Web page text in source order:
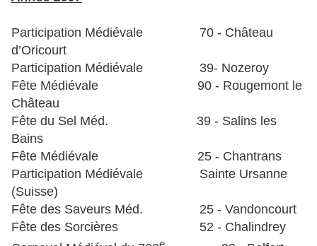
Participation Médiévale 70 - Château
d’Oricourt
Participation Médiévale 39- Nozeroy
Fête Médiévale 90 - Rougemont le
Château
Fête du Sel Méd. 39 - Salins les
Bains
Fête Médiévale 25 - Chantrans
Participation Médiévale Sainte Ursanne
(Suisse)
Fête des Saveurs Méd. 25 - Vandoncourt
Fête des Sorcières 52 - Chalindrey
e